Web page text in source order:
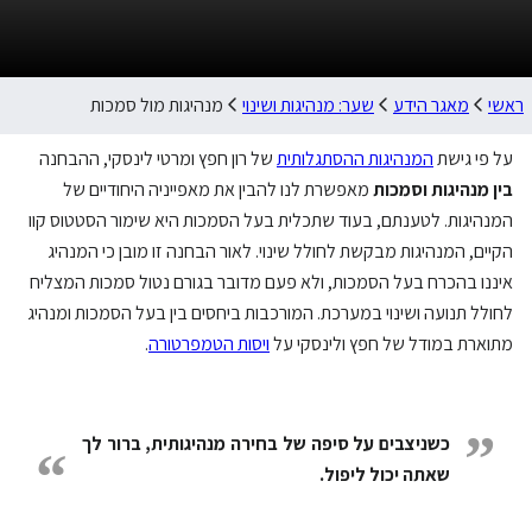
ראשי מאגר הידע שער: מנהיגות ושינוי מנהיגות מול סמכות
על פי גישתהמנהיגות ההסתגלותיתשל רון חפץ ומרטי לינסקי, ההבחנה
בין מנהיגות וסמכותמאפשרת לנו להבין את מאפייניה היחודיים של
המנהיגות. לטענתם, בעוד שתכלית בעל הסמכות היא שימור הסטטוס קוו
הקיים, המנהיגות מבקשת לחולל שינוי. לאור הבחנה זו מובן כי המנהיג
איננו בהכרח בעל הסמכות, ולא פעם מדובר בגורם נטול סמכות המצליח
לחולל תנועה ושינוי במערכת. המורכבות ביחסים בין בעל הסמכות ומנהיג
מתוארת במודל של חפץ ולינסקי עלויסות הטמפרטורה.
”
כשניצבים על סיפה של בחירה מנהיגותית, ברור לך
שאתה יכול ליפול.
“